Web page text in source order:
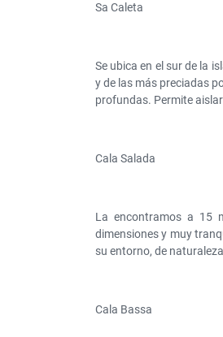
Sa Caleta
Se ubica en el sur de la
y de las más preciadas
profundas. Permite
Cala Salada
La encontramos a 15
dimensiones y muy
su entorno, de
Cala Bassa